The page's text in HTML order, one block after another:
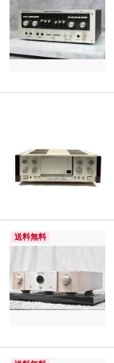
送料無料